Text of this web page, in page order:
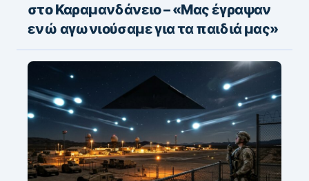
στο Καραμανδάνειο – «Μας έγραψαν
ενώ αγωνιούσαμε για τα παιδιά μας»